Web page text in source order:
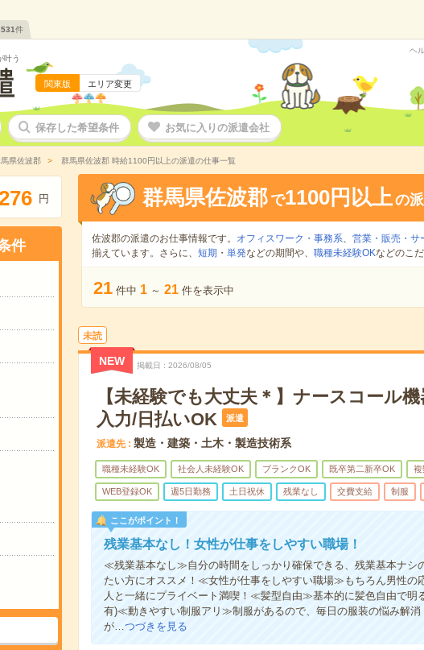
件
叶う
関東版 エリア変更
ヘ
保存した希望条件 お気に入りの派遣会社
県佐波郡 群馬県佐波郡 時給1100円以上の派遣の仕事一覧
76 円
件
群馬県佐波郡 で1100円以上の
佐波郡の派遣のお仕事情報です。 オフィスワーク・事務系、 営業・販売・サ
揃えています。さらに、 短期 ・ 単発などの期間や、 職種未経験OKなどのこ
21 件中 1 ～ 21 件を表示中
未読
NEW 掲載日 2026/08/05
【未経験でも大丈夫＊】ナースコール
入力/日払いOK
派遣
派遣先 製造・建築・土木・製造技術系
職種未経験OK 社会人未経験OK ブランクOK 既卒第二新卒OK 複
WEB登録OK 週5日勤務 土日祝休 残業なし 交費支給 制服
ここがポイント！
残業基本なし！女性が仕事をしやすい職場！
≪残業基本なし≫自分の時間をしっかり確保できる、残業基本ナシ
たい方にオススメ！≪女性が仕事をしやすい職場≫もちろん男性
人と一緒にプライベート満喫！≪髪型自由≫基本的に髪色自由で明
有)≪動きやすい制服アリ≫制服があるので、毎日の服装の悩み解
が…つづきを見る